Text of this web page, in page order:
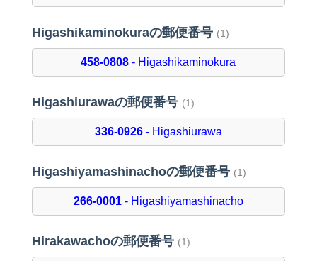
Higashikaminokuraの郵便番号 (1)
458-0808 - Higashikaminokura
Higashiurawaの郵便番号 (1)
336-0926- Higashiurawa
Higashiyamashinachoの郵便番号 (1)
266-0001- Higashiyamashinacho
Hirakawachoの郵便番号 (1)